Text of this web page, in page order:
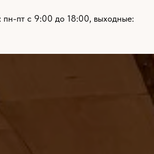
пн-пт с 9:00 до 18:00, выходные: